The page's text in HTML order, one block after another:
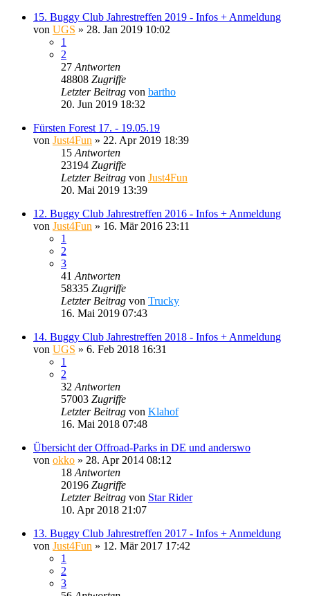
15. Buggy Club Jahrestreffen 2019 - Infos + Anmeldung
von UGS » 28. Jan 2019 10:02
1
2
27 Antworten
48808 Zugriffe
Letzter Beitrag von bartho
20. Jun 2019 18:32
Fürsten Forest 17. - 19.05.19
von Just4Fun » 22. Apr 2019 18:39
15 Antworten
23194 Zugriffe
Letzter Beitrag von Just4Fun
20. Mai 2019 13:39
12. Buggy Club Jahrestreffen 2016 - Infos + Anmeldung
von Just4Fun » 16. Mär 2016 23:11
1
2
3
41 Antworten
58335 Zugriffe
Letzter Beitrag von Trucky
16. Mai 2019 07:43
14. Buggy Club Jahrestreffen 2018 - Infos + Anmeldung
von UGS » 6. Feb 2018 16:31
1
2
32 Antworten
57003 Zugriffe
Letzter Beitrag von Klahof
16. Mai 2018 07:48
Übersicht der Offroad-Parks in DE und anderswo
von okko » 28. Apr 2014 08:12
18 Antworten
20196 Zugriffe
Letzter Beitrag von Star Rider
10. Apr 2018 21:07
13. Buggy Club Jahrestreffen 2017 - Infos + Anmeldung
von Just4Fun » 12. Mär 2017 17:42
1
2
3